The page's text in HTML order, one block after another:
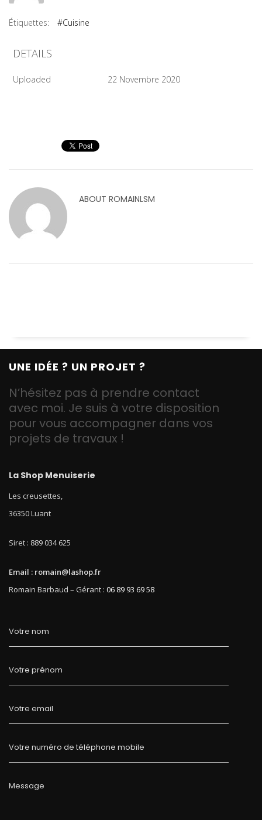
Étiquettes: #Cuisine
DETAILS
Uploaded 22 Novembre 2020
ABOUT ROMAINLSM
UNE IDÉE ? UN PROJET ?
N’hésitez pas à prendre contact
avec moi. Je suis à votre disposition
pour vous accompagner dans vos
projets de travaux !
La Shop Menuiserie
Les creusettes,
36350 Luant
Siret : 889 034 625
Email : romain@lashop.fr
Romain Barbaud – Gérant : 06 89 93 69 58
Votre nom
Votre prénom
Votre email
Votre numéro de téléphone mobile
Message